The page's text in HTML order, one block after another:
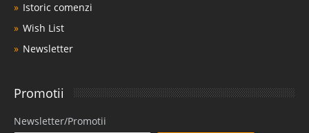
Istoric comenzi
Wish List
Newsletter
Promotii
Newsletter/Promotii